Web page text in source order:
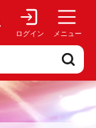
ログイン メニュー